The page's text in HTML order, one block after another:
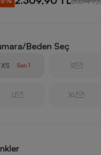
Beden Seç
XS Son1 S
L XL